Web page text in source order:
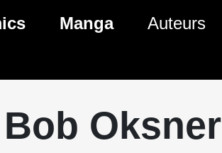
BD
Comics
Manga
Genres Manga
Auteurs
Bob Oksner